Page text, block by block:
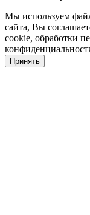
Мы используем
сайта, Вы
cookie, обработки
Принять